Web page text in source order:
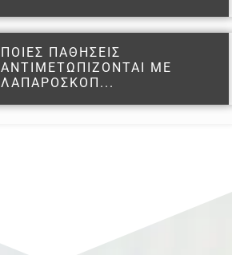
ΠΟΙΕΣ ΠΑΘΗΣΕΙΣ
ΑΝΤΙΜΕΤΩΠΙΖΟΝΤΑΙ ΜΕ
ΛΑΠΑΡΟΣΚΟΠ...